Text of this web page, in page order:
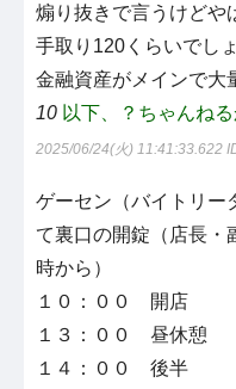
煽り抜きで言うけどや
手取り120くらいでし
金融資産がメインで大
10 以下、？ちゃんね
2025/06/24(火) 11:41:33.622
ゲーセン（バイトリ
て裏口の開錠（店長・
時から）
１０：００ 開店
１３：００ 昼休憩
１４：００ 後半